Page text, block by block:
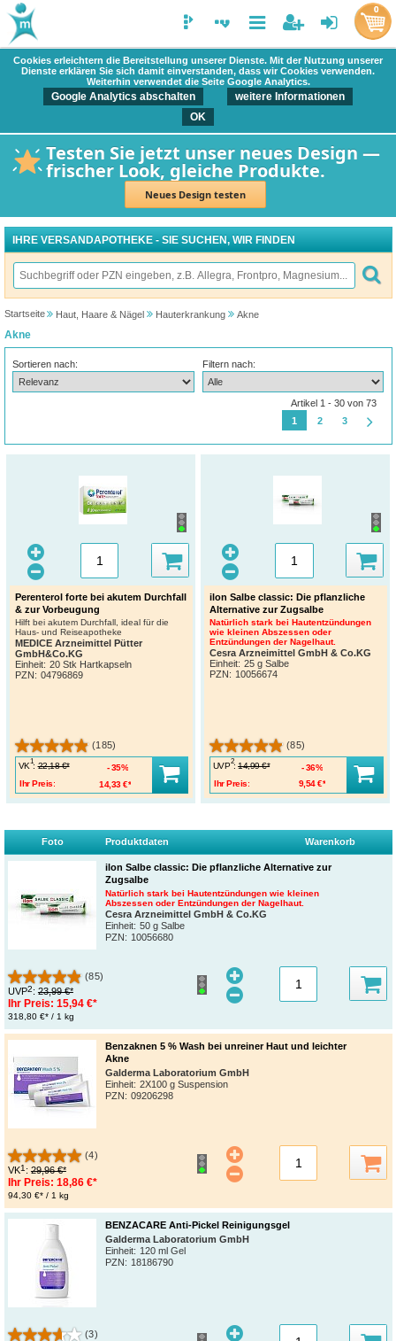
Cookies erleichtern die Bereitstellung unserer Dienste. Mit der Nutzung unserer
Dienste erklären Sie sich damit einverstanden, dass wir Cookies verwenden.
Weiterhin verwendet die Seite Google Analytics.
Google Analytics abschalten
weitere Informationen
OK
Testen Sie jetzt unser neues Design —
frischer Look, gleiche Produkte.
Neues Design testen
0
IHRE VERSANDAPOTHEKE - SIE SUCHEN, WIR FINDEN
Startseite Haut, Haare & Nägel Hauterkrankung Akne
Akne
Sortieren nach: Filtern nach:
Artikel 1 - 30 von 73
1
2 3
Perenterol forte bei akutem Durchfall
& zur Vorbeugung
Hilft bei akutem Durchfall, ideal für die
Haus- und Reiseapotheke
MEDICE Arzneimittel Pütter
GmbH&Co.KG
Einheit: 20 Stk Hartkapseln
PZN : 04796869
(185)
VK
1
: 22,18 €*
Ihr Preis:
14,33 €*
35%
ilon Salbe classic: Die pflanzliche
Alternative zur Zugsalbe
Natürlich stark bei Hautentzündungen
wie kleinen Abszessen oder
Entzündungen der Nagelhaut.
Cesra Arzneimittel GmbH & Co.KG
Einheit: 25 g Salbe
PZN : 10056674
(85)
UVP
2
: 14,99 €*
Ihr Preis:
9,54 €*
36%
Foto Produktdaten Warenkorb
ilon Salbe classic: Die pflanzliche Alternative zur
Zugsalbe
Natürlich stark bei Hautentzündungen wie kleinen
Abszessen oder Entzündungen der Nagelhaut.
Cesra Arzneimittel GmbH & Co.KG
Einheit: 50 g Salbe
PZN: 10056680
(85)
UVP2: 23,99 €*
Ihr Preis: 15,94 €*
318,80 €* / 1 kg
Benzaknen 5 % Wash bei unreiner Haut und leichter
Akne
Galderma Laboratorium GmbH
Einheit: 2X100 g Suspension
PZN: 09206298
(4)
VK1 : 29,96 €*
Ihr Preis: 18,86 €*
94,30 €* / 1 kg
BENZACARE Anti-Pickel Reinigungsgel
Galderma Laboratorium GmbH
Einheit: 120 ml Gel
PZN: 18186790
(3)